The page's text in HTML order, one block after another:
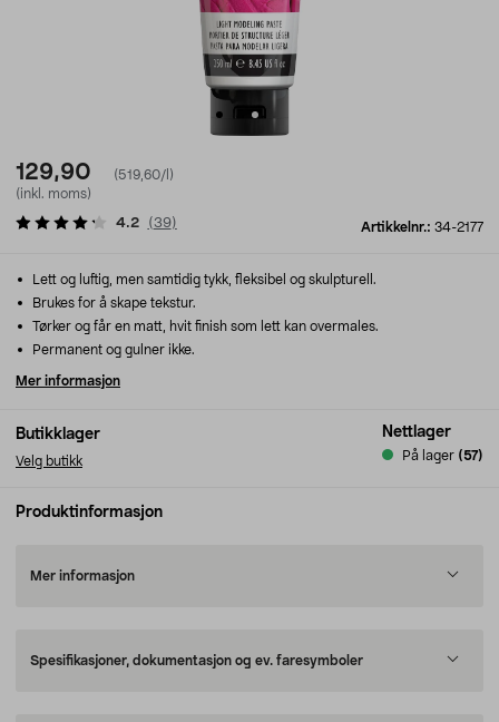
129,90
(519,60/l)
(inkl. moms)
Artikkelnr.: 34-2177
4.2 (39)
Butikklager
Velg butikk
Nettlager
På lager (57)
Lett og luftig, men samtidig tykk, fleksibel og skulpturell.
Brukes for å skape tekstur.
Tørker og får en matt, hvit finish som lett kan overmales.
Permanent og gulner ikke.
Mer informasjon
Produktinformasjon
Mer informasjon
Spesifikasjoner, dokumentasjon og ev. faresymboler